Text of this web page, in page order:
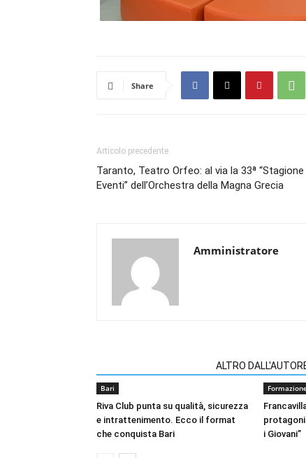
Share
Articolo precedente
Taranto, Teatro Orfeo: al via la 33ª “Stagione
Eventi” dell’Orchestra della Magna Grecia
Amministratore
ALTRO
Bari
Riva Club punta su qualità, sicurezza
e intrattenimento. Ecco il format
che conquista Bari
i Giovani”